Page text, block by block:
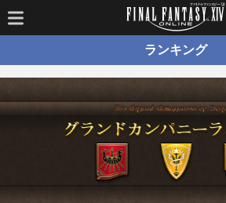
ランキング